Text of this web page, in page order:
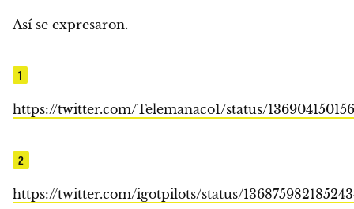
Así se expresaron.
1
https://twitter.com/Telemanaco1/status/
2
https://twitter.com/igotpilots/status/